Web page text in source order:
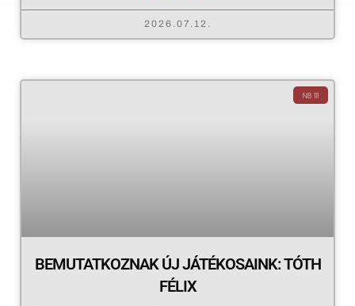
2026.07.12.
NB III
BEMUTATKOZNAK ÚJ JÁTÉKOSAINK: TÓTH
FÉLIX